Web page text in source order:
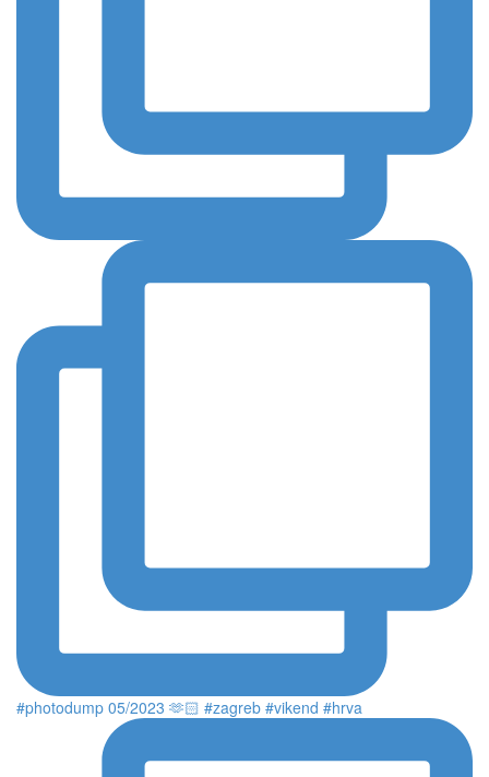
#photodump 05/2023 🫶🏻 #zagreb #vikend #hrva